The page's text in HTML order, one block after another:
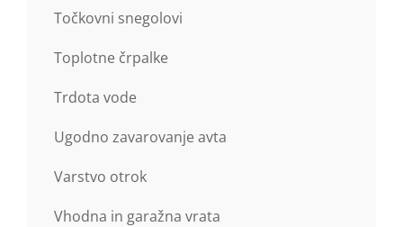
Točkovni snegolovi
Toplotne črpalke
Trdota vode
Ugodno zavarovanje avta
Varstvo otrok
Vhodna in garažna vrata